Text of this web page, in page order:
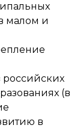
малом и
(в
в